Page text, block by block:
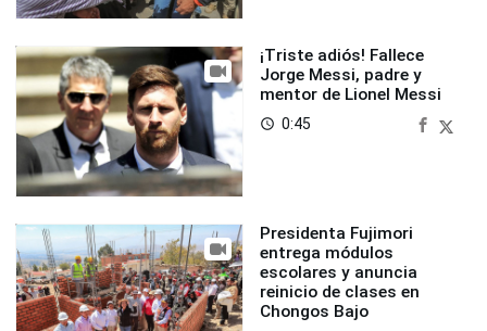
¡Triste adiós! Fallece
Jorge Messi, padre y
mentor de Lionel Messi
access_time 0:45
Presidenta Fujimori
entrega módulos
escolares y anuncia
reinicio de clases en
Chongos Bajo